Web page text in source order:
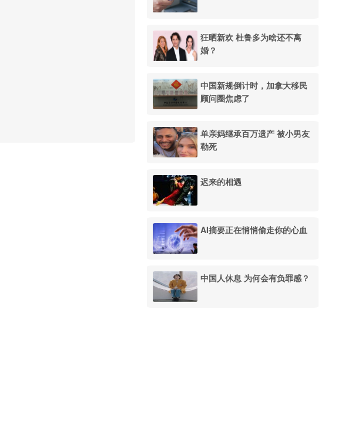
狂晒新欢 杜鲁多为啥还不离
婚？
中国新规倒计时，加拿大移民
顾问圈焦虑了
单亲妈继承百万遗产 被小男友
勒死
迟来的相遇
AI摘要正在悄悄偷走你的心血
中国人休息 为何会有负罪感？